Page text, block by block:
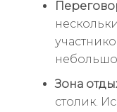
Зона
столик.